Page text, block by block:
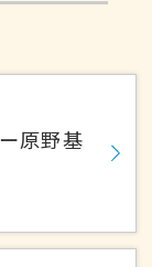
原野基